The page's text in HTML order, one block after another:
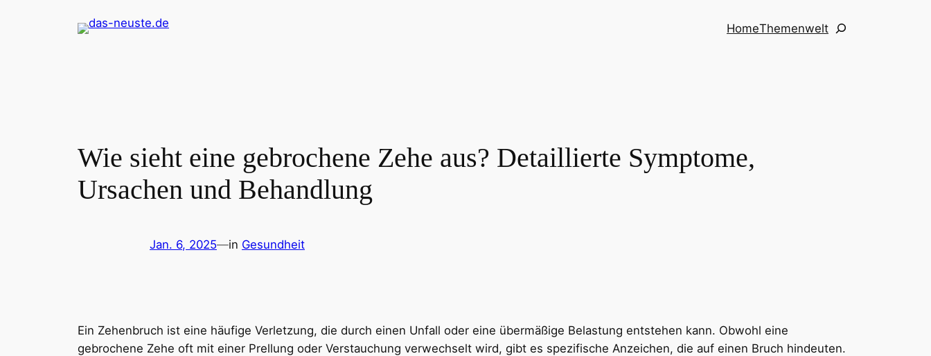
HomeThemenweltSuchen
Wie sieht eine gebrochene Zehe aus? Detaillierte Symptome,
Ursachen und Behandlung
Jan. 6, 2025—in Gesundheit
Ein Zehenbruch ist eine häufige Verletzung, die durch einen Unfall oder eine übermäßige Belastung entstehen kann. Obwohl eine
gebrochene Zehe oft mit einer Prellung oder Verstauchung verwechselt wird, gibt es spezifische Anzeichen, die auf einen Bruch hindeuten.